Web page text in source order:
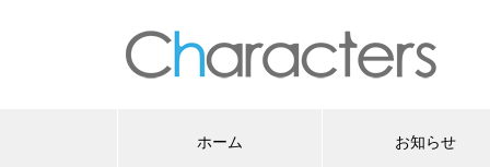
ホーム お知らせ